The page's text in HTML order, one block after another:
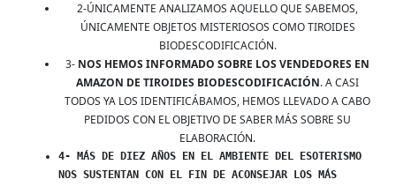
2-ÚNICAMENTE ANALIZAMOS AQUELLO QUE SABEMOS,
ÚNICAMENTE OBJETOS MISTERIOSOS COMO TIROIDES
BIODESCODIFICACIÓN.
3- NOS HEMOS INFORMADO SOBRE LOS VENDEDORES EN
AMAZON DE TIROIDES BIODESCODIFICACIÓN. A CASI
TODOS YA LOS IDENTIFICÁBAMOS, HEMOS LLEVADO A CABO
PEDIDOS CON EL OBJETIVO DE SABER MÁS SOBRE SU
ELABORACIÓN.
4- MÁS DE DIEZ AÑOS EN EL AMBIENTE DEL ESOTERISMO
NOS SUSTENTAN CON EL FIN DE ACONSEJAR LOS MÁS